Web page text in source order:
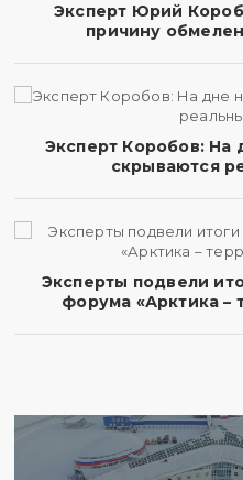
Эксперт Юрий
причину
Эксперт Коробов: На
скрываются
Эксперты подвели
форума «Арктика –